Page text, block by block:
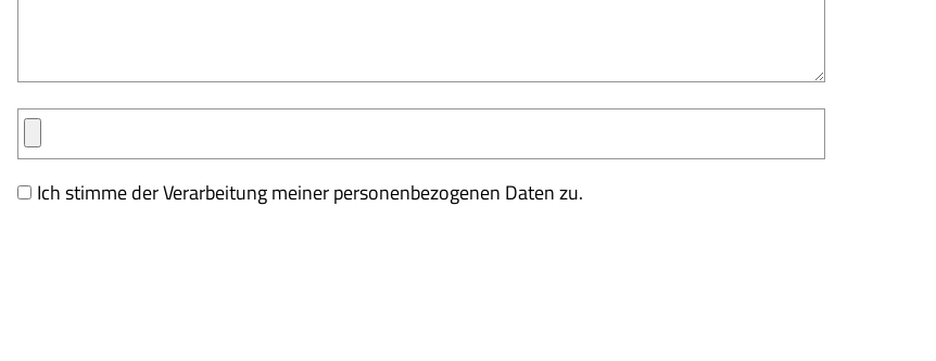
Ich stimme der Verarbeitung meiner personenbezogenen Daten zu.